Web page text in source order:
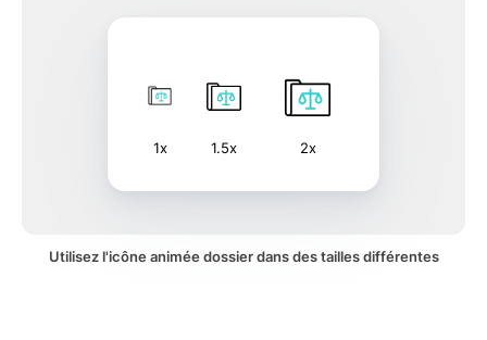
1x 1.5x 2x
Utilisez l'icône animée dossier dans des tailles différentes